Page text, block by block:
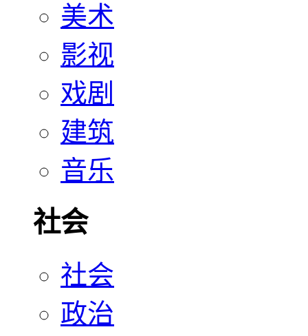
美术
影视
戏剧
建筑
音乐
社会
社会
政治